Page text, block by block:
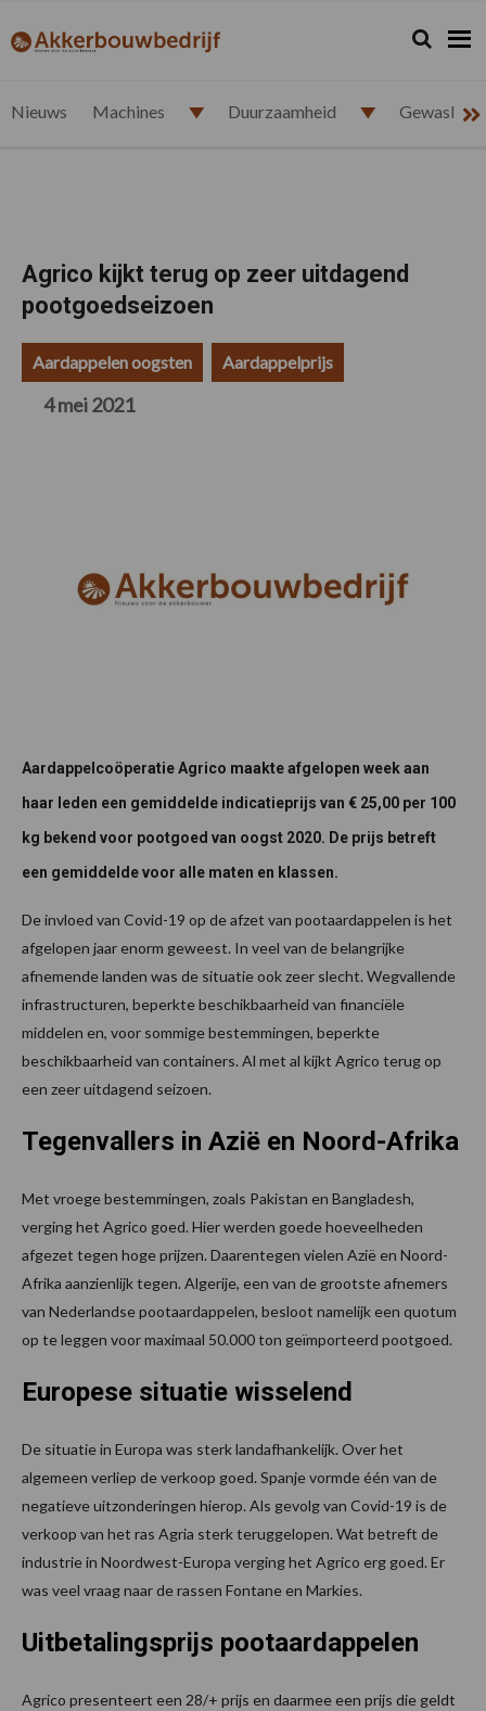
de
de
de
de
akkerbouwbedrijf.nl Zoeken...
Zoek
Nieuws Machines Duurzaamheid
Agrico kijkt terug op zeer uitdagend
pootgoedseizoen
Aardappelen oogsten Aardappelprijs
4 mei 2021
Aardappelcoöperatie Agrico maakte afgelopen week aan
haar leden een gemiddelde indicatieprijs van € 25,00 per 100
kg bekend voor pootgoed van oogst 2020. De prijs betreft
een gemiddelde voor alle maten en klassen.
De invloed van Covid-19 op de afzet van pootaardappelen is het
afgelopen jaar enorm geweest. In veel van de belangrijke
afnemende landen was de situatie ook zeer slecht. Wegvallende
infrastructuren, beperkte beschikbaarheid van financiële
middelen en, voor sommige bestemmingen, beperkte
beschikbaarheid van containers. Al met al kijkt Agrico terug op
een zeer uitdagend seizoen.
Tegenvallers in Azië en Noord-Afrika
Met vroege bestemmingen, zoals Pakistan en Bangladesh,
verging het Agrico goed. Hier werden goede hoeveelheden
afgezet tegen hoge prijzen. Daarentegen vielen Azië en Noord-
Afrika aanzienlijk tegen. Algerije, een van de grootste afnemers
van Nederlandse pootaardappelen, besloot namelijk een quotum
op te leggen voor maximaal 50.000 ton geïmporteerd pootgoed.
Europese situatie wisselend
De situatie in Europa was sterk landafhankelijk. Over het
algemeen verliep de verkoop goed. Spanje vormde één van de
negatieve uitzonderingen hierop. Als gevolg van Covid-19 is de
verkoop van het ras Agria sterk teruggelopen. Wat betreft de
industrie in Noordwest-Europa verging het Agrico erg goed. Er
was veel vraag naar de rassen Fontane en Markies.
Uitbetalingsprijs pootaardappelen
Agrico presenteert een 28/+ prijs en daarmee een prijs die geldt